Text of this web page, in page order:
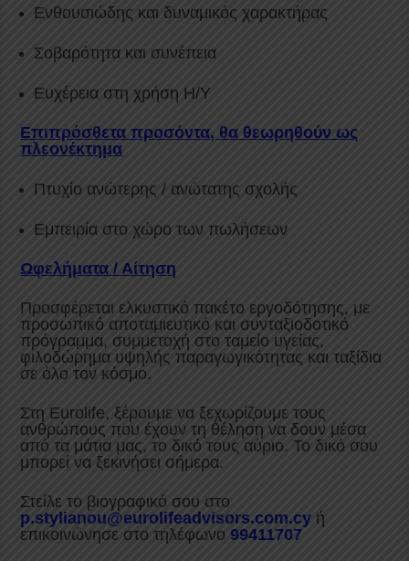
Ενθουσιώδης και δυναμικός χαρακτήρας
Σοβαρότητα και συνέπεια
Ευχέρεια στη χρήση Η/Υ
Επιπρόσθετα προσόντα, θα θεωρηθούν ως
πλεονέκτημα
Πτυχίο ανώτερης / ανώτατης σχολής
Εμπειρία στο χώρο των πωλήσεων
Ωφελήματα / Αίτηση
Προσφέρεται ελκυστικό πακέτο εργοδότησης, με
προσωπικό αποταμιευτικό και συνταξιοδοτικό
πρόγραμμα, συμμετοχή στο ταμείο υγείας,
φιλοδώρημα υψηλής παραγωγικότητας και ταξίδια
σε όλο τον κόσμο.
Στη Eurolife, ξέρουμε να ξεχωρίζουμε τους
ανθρώπους που έχουν τη θέληση να δουν μέσα
από τα μάτια μας, το δικό τους αύριο. Το δικό σου
μπορεί να ξεκινήσει σήμερα.
Στείλε το βιογραφικό σου στο
p.stylianou@eurolifeadvisors.com.cy ή
επικοινώνησε στο τηλέφωνο99411707